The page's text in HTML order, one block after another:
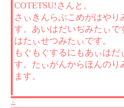
COTETSU!さんと。
さぃきんらぶこめがはやり
す。あいはだいぢみたぃで
はたぃせつみたぃです。
もぐもぐするにもあぃはだ
す。たぃがんからほんのり
ます。
△